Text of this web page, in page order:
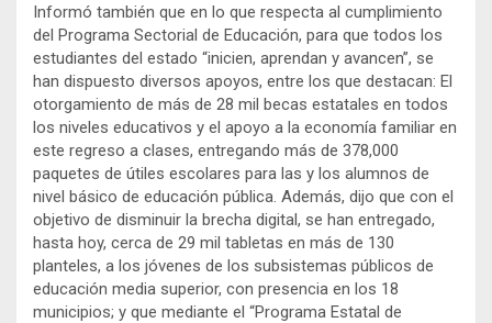
Informó también que en lo que respecta al cumplimiento
del Programa Sectorial de Educación, para que todos los
estudiantes del estado “inicien, aprendan y avancen”, se
han dispuesto diversos apoyos, entre los que destacan: El
otorgamiento de más de 28 mil becas estatales en todos
los niveles educativos y el apoyo a la economía familiar en
este regreso a clases, entregando más de 378,000
paquetes de útiles escolares para las y los alumnos de
nivel básico de educación pública. Además, dijo que con el
objetivo de disminuir la brecha digital, se han entregado,
hasta hoy, cerca de 29 mil tabletas en más de 130
planteles, a los jóvenes de los subsistemas públicos de
educación media superior, con presencia en los 18
municipios; y que mediante el “Programa Estatal de